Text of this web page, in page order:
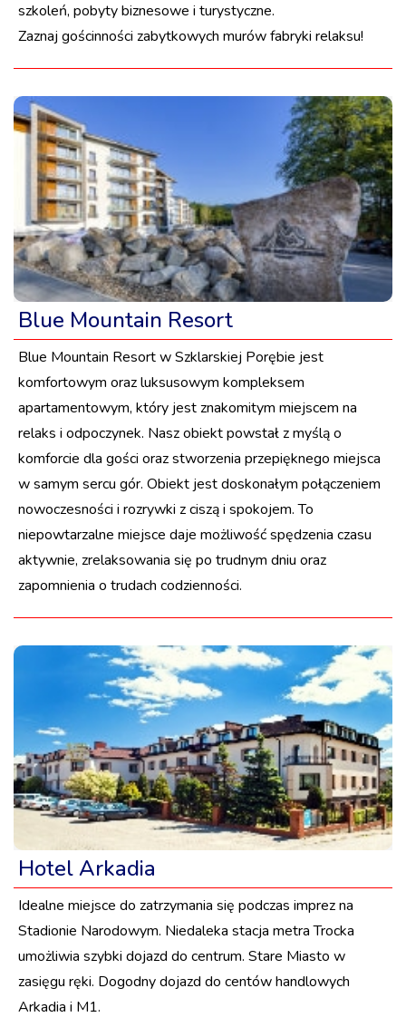
szkoleń, pobyty biznesowe i turystyczne.
Zaznaj gościnności zabytkowych murów fabryki relaksu!
Blue Mountain Resort
Blue Mountain Resort w Szklarskiej Porębie jest
komfortowym oraz luksusowym kompleksem
apartamentowym, który jest znakomitym miejscem na
relaks i odpoczynek. Nasz obiekt powstał z myślą o
komforcie dla gości oraz stworzenia przepięknego miejsca
w samym sercu gór. Obiekt jest doskonałym połączeniem
nowoczesności i rozrywki z ciszą i spokojem. To
niepowtarzalne miejsce daje możliwość spędzenia czasu
aktywnie, zrelaksowania się po trudnym dniu oraz
zapomnienia o trudach codzienności.
Hotel Arkadia
Idealne miejsce do zatrzymania się podczas imprez na
Stadionie Narodowym. Niedaleka stacja metra Trocka
umożliwia szybki dojazd do centrum. Stare Miasto w
zasięgu ręki. Dogodny dojazd do centów handlowych
Arkadia i M1.